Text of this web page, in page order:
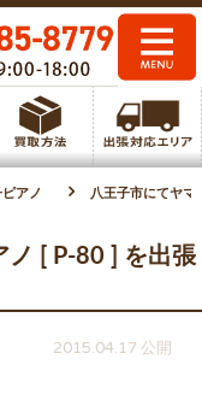
ピアノ 八王子市にてヤ
[ P-80 ] を出張
2015.04.17 公開